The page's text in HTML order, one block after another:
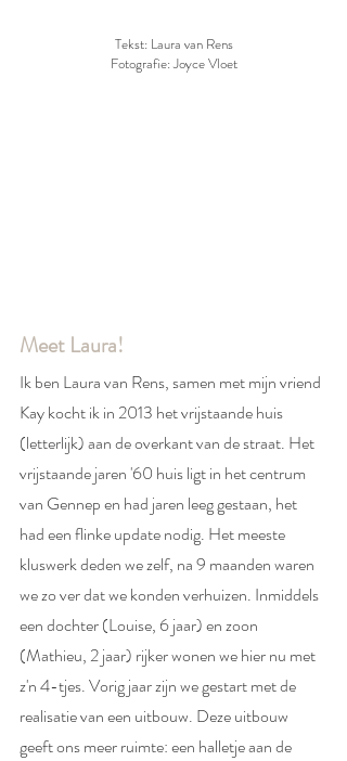
Tekst: Laura van Rens
Fotografie: Joyce Vloet
Meet Laura!
Ik ben Laura van Rens, samen met mijn vriend
Kay kocht ik in 2013 het vrijstaande huis
(letterlijk) aan de overkant van de straat. Het
vrijstaande jaren '60 huis ligt in het centrum
van Gennep en had jaren leeg gestaan, het
had een flinke update nodig. Het meeste
kluswerk deden we zelf, na 9 maanden waren
we zo ver dat we konden verhuizen. Inmiddels
een dochter (Louise, 6 jaar) en zoon
(Mathieu, 2 jaar) rijker wonen we hier nu met
z'n 4-tjes. Vorig jaar zijn we gestart met de
realisatie van een uitbouw. Deze uitbouw
geeft ons meer ruimte: een halletje aan de